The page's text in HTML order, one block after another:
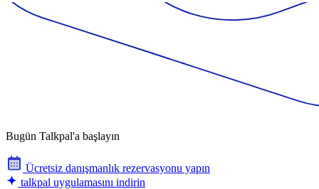
Bugün Talkpal'a başlayın
Ücretsiz danışmanlık rezervasyonu yapın
talkpal uygulamasını indirin